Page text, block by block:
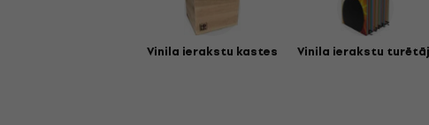
Vinila ierakstu kastes Vinila ierakstu